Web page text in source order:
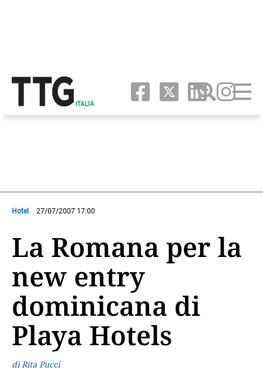
Hotel 27/07/2007 17:00
La Romana per la
new entry
dominicana di
Playa Hotels
di Rita Pucci